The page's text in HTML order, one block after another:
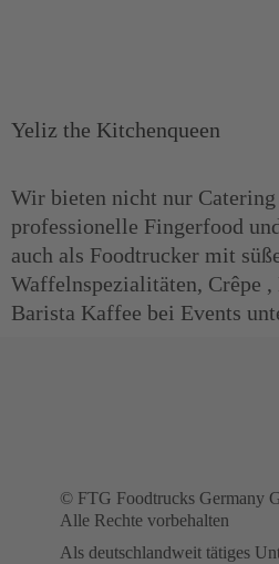
Yeliz the Kitchenqueen
Wir bieten nicht nur
professionelle Fingerfood
auch als Foodtrucker mit
Waffelnspezialitäten, Crêpe
Barista Kaffee bei Events
© FTG Foodtrucks Germany
Alle Rechte vorbehalten
Als deutschlandweit tätiges